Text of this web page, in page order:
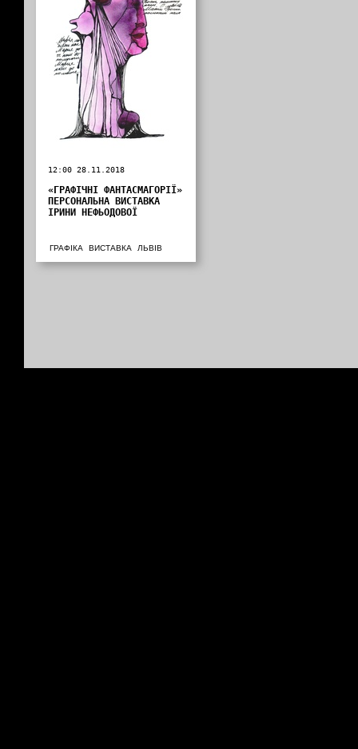
12:00 28.11.2018
«ГРАФІЧНІ ФАНТАСМАГОРІЇ»
ПЕРСОНАЛЬНА ВИСТАВКА
ІРИНИ НЕФЬОДОВОЇ
ГРАФІКА ВИСТАВКА ЛЬВІВ